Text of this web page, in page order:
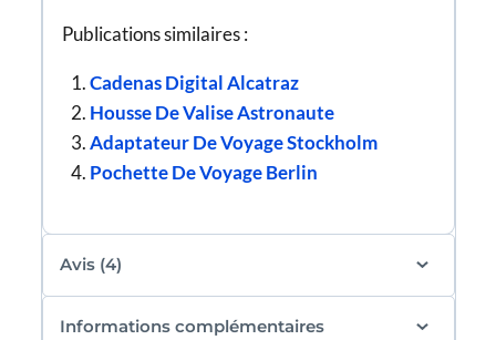
Publications similaires :
Cadenas Digital Alcatraz
Housse De Valise Astronaute
Adaptateur De Voyage Stockholm
Pochette De Voyage Berlin
Avis (4)
Informations complémentaires